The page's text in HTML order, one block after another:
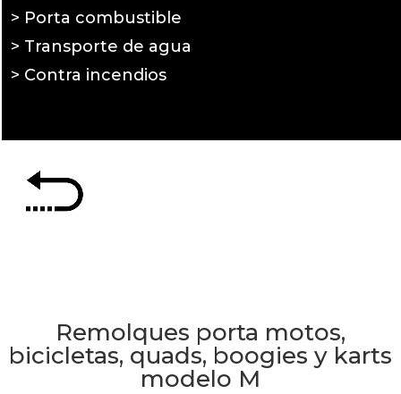
> Porta combustible
> Transporte de agua
> Contra incendios
Remolques porta motos,
bicicletas, quads, boogies y karts
modelo M